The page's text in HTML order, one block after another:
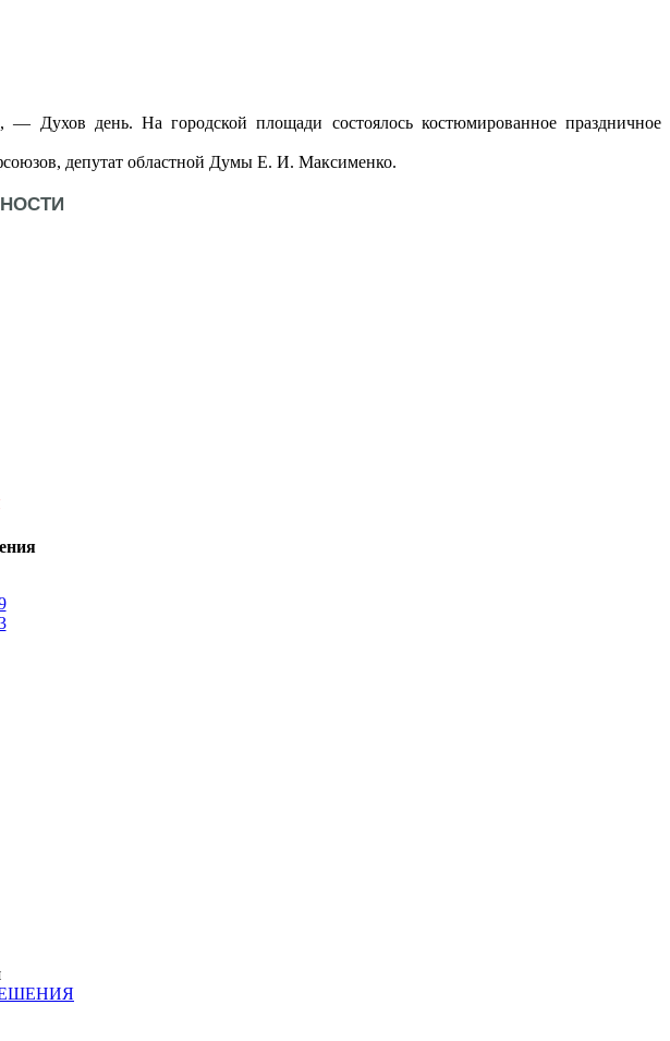
Духов день. На городской площади состоялось костюмированное праздничное
депутат областной Думы Е. И. Максименко.